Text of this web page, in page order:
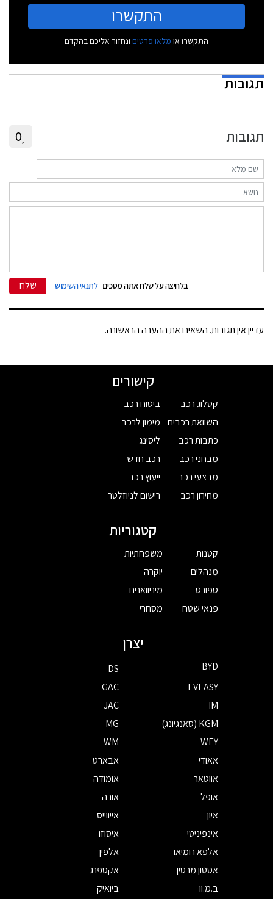
התקשרו
התקשרו או מלאו פרטים ונחזור אליכם בהקדם
תגובות
תגובות 0
בלחיצה על שלח אתה מסכים לתנאי השימוש שלח
עדיין אין תגובות. השאירו את ההערה הראשונה.
קישורים
קטלוג רכב
השוואת רכבים
כתבות רכב
מבחני רכב
מבצעי רכב
מחירון רכב
ביטוח רכב
מימון לרכב
ליסינג
רכב חדש
ייעוץ רכב
רישום לניוזלטר
קטגוריות
קטנות
מנהלים
ספורט
פנאי שטח
משפחתיות
יוקרה
מיניוואנים
מסחרי
יצרן
BYD
DS
EVEASY
GAC
IM
JAC
KGM (סאנגיונג)
MG
WEY
WM
אאודי
אבארט
אווטאר
אומודה
אופל
אורה
איון
אייווייס
אינפיניטי
איסוזו
אלפא רומיאו
אלפין
אסטון מרטין
אקספנג
ב.מ.וו
ביואיק